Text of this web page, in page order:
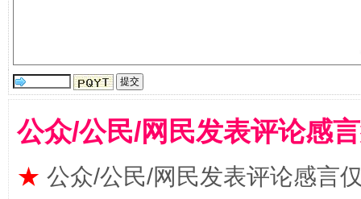
公众/公民/网民发表评论感
★ 公众/公民/网民发表评论感言